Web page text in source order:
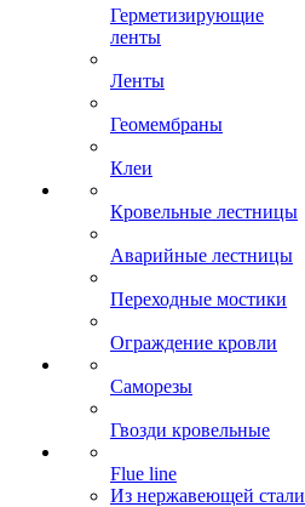
Герметизирующие
ленты
Ленты
Геомембраны
Клеи
Кровельные лестницы
Аварийные лестницы
Переходные мостики
Ограждение кровли
Саморезы
Гвозди кровельные
Flue line
Из нержавеющей стали